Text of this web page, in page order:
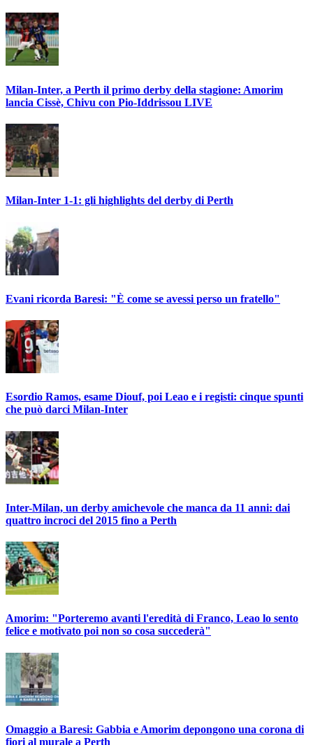
Milan-Inter, a Perth il primo derby della stagione: Amorim
lancia Cissè, Chivu con Pio-Iddrissou LIVE
Milan-Inter 1-1: gli highlights del derby di Perth
Evani ricorda Baresi: "È come se avessi perso un fratello"
Esordio Ramos, esame Diouf, poi Leao e i registi: cinque spunti
che può darci Milan-Inter
Inter-Milan, un derby amichevole che manca da 11 anni: dai
quattro incroci del 2015 fino a Perth
Amorim: "Porteremo avanti l'eredità di Franco, Leao lo sento
felice e motivato poi non so cosa succederà"
Omaggio a Baresi: Gabbia e Amorim depongono una corona di
fiori al murale a Perth